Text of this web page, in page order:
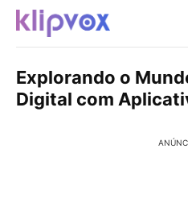
Explorando o
Digital com